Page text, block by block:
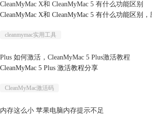
CleanMyMac X和 CleanMyMac 5 有什么功能区别
CleanMyMac X和 CleanMyMac 5 有什么功能区别
cleanmymac实用工具
Plus 如何激活，CleanMyMac 5 Plus激活教程
CleanMyMac 5 Plus 激活教程分享
CleanMyMac激活码
内存这么小 苹果电脑内存提示不足